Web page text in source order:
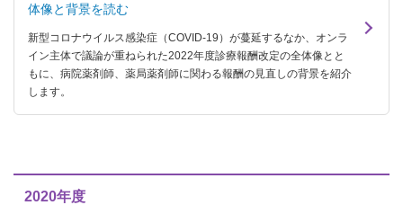
体像と背景を読む
新型コロナウイルス感染症（COVID-19）が蔓延するなか、オンラ
イン主体で議論が重ねられた2022年度診療報酬改定の全体像とと
もに、病院薬剤師、薬局薬剤師に関わる報酬の見直しの背景を紹介
します。
2020年度